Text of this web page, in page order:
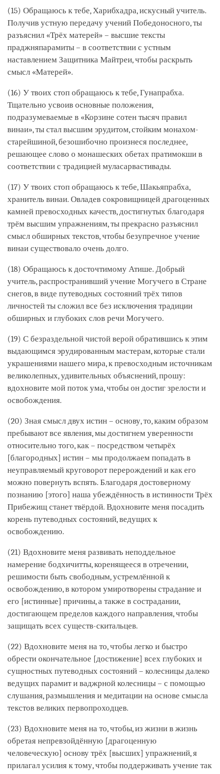
(15) Обращаюсь к тебе, Харибхадра, искусный учитель.
Получив устную передачу учений Победоносного, ты
разъяснил «Трёх матерей» – высшие тексты
праджняпарамиты – в соответствии с устным
наставлением Защитника Майтреи, чтобы раскрыть
смысл «Матерей».
(16) У твоих стоп обращаюсь к тебе, Гунапрабха.
Тщательно усвоив основные положения,
подразумеваемые в «Корзине сотен тысяч правил
винаи», ты стал высшим эрудитом, стойким монахом-
старейшиной, безошибочно произнеся последнее,
решающее слово о монашеских обетах пратимокши в
соответствии с традицией муласарвастивады.
(17) У твоих стоп обращаюсь к тебе, Шакьяпрабха,
хранитель винаи. Овладев сокровищницей драгоценных
камней превосходных качеств, достигнутых благодаря
трём высшим упражнениям, ты прекрасно разъяснил
смысл обширных текстов, чтобы безупречное учение
винаи существовало очень долго.
(18) Обращаюсь к досточтимому Атише. Добрый
учитель, распространивший учение Могучего в Стране
снегов, в виде путеводных состояний трёх типов
личностей ты сложил все без исключения традиции
обширных и глубоких слов речи Могучего.
(19) С безраздельной чистой верой обратившись к этим
выдающимся эрудированным мастерам, которые стали
украшениями нашего мира, к превосходным источникам
великолепных, удивительных объяснений, прошу:
вдохновите мой поток ума, чтобы он достиг зрелости и
освобождения.
(20) Зная смысл двух истин – основу, то, каким образом
пребывают все явления, мы достигнем уверенности
относительно того, как – посредством четырёх
[благородных] истин – мы продолжаем попадать в
неуправляемый круговорот перерождений и как его
можно повернуть вспять. Благодаря достоверному
познанию [этого] наша убеждённость в истинности Трёх
Прибежищ станет твёрдой. Вдохновите меня посадить
корень путеводных состояний, ведущих к
освобождению.
(21) Вдохновите меня развивать неподдельное
намерение бодхичитты, коренящееся в отречении,
решимости быть свободным, устремлённой к
освобождению, в котором умиротворены страдание и
его [истинные] причины, а также в сострадании,
достигающем пределов каждого направления, чтобы
защищать всех существ-скитальцев.
(22) Вдохновите меня на то, чтобы легко и быстро
обрести окончательное [достижение] всех глубоких и
сущностных путеводных состояний – колесницы далеко
ведущих парамит и ваджрной колесницы – с помощью
слушания, размышления и медитации на основе смысла
текстов великих первопроходцев.
(23) Вдохновите меня на то, чтобы, из жизни в жизнь
обретая непревзойдённую [драгоценную
человеческую] основу трёх [высших] упражнений, я
прилагал усилия к тому, чтобы поддерживать учение так